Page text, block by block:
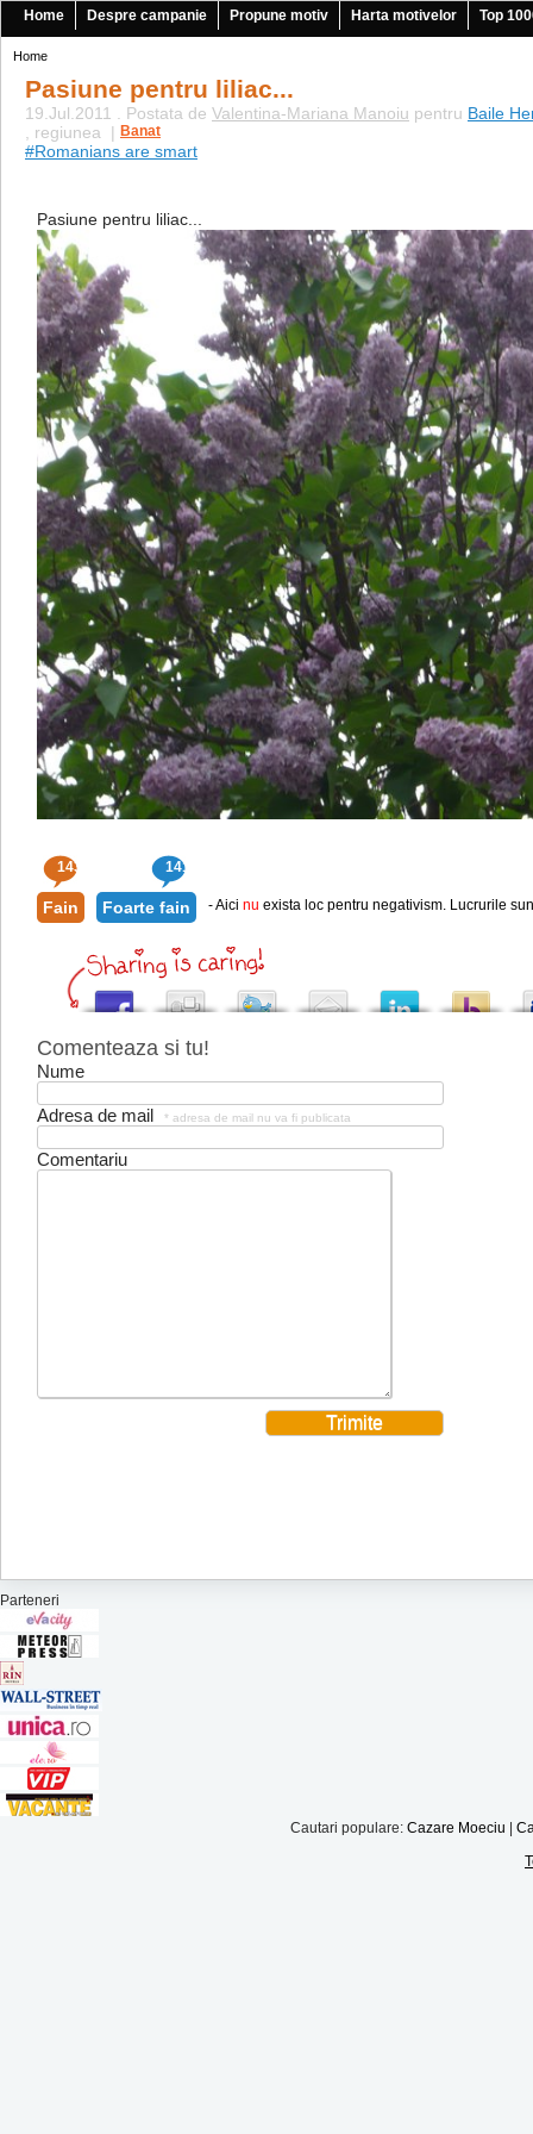
Home Despre campanie Propune motiv Harta motivelor Top
Home
Pasiune pentru liliac...
19.Jul.2011 . Postata de Valentina-Mariana Manoiu pentru Baile
, regiunea
Banat
|
#Romanians are smart
Pasiune pentru liliac...
143 141
Fain Foarte fain - Aici nu exista loc pentru negativism. Lucrurile
Comenteaza si tu!
Nume
Adresa de mail * adresa de mail nu va fi publicata
Comentariu
Parteneri
Cautari populare: Cazare Moeciu